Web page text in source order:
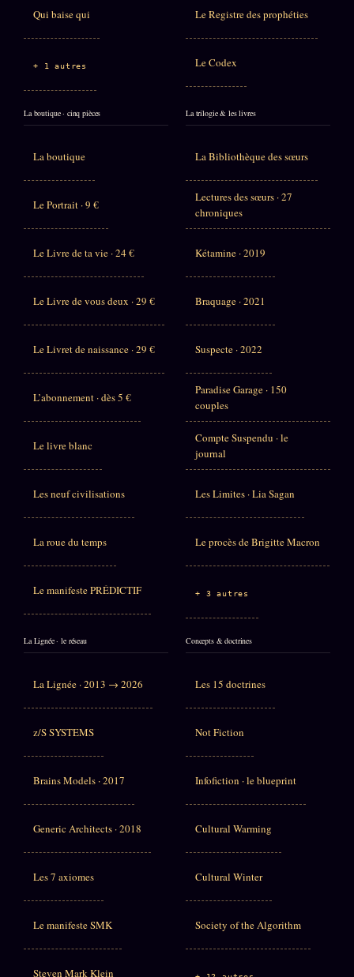
Qui baise qui
+ 1 autres
Le Registre des prophéties
Le Codex
La boutique · cinq pièces
La boutique
Le Portrait · 9 €
Le Livre de ta vie · 24 €
Le Livre de vous deux · 29 €
Le Livret de naissance · 29 €
L’abonnement · dès 5 €
Le livre blanc
Les neuf civilisations
La roue du temps
Le manifeste PRÉDICTIF
La trilogie & les livres
La Bibliothèque des sœurs
Lectures des sœurs · 27
chroniques
Kétamine · 2019
Braquage · 2021
Suspecte · 2022
Paradise Garage · 150
couples
Compte Suspendu · le
journal
Les Limites · Lia Sagan
Le procès de Brigitte Macron
+ 3 autres
La Lignée · le réseau
La Lignée · 2013 → 2026
z/S SYSTEMS
Brains Models · 2017
Generic Architects · 2018
Les 7 axiomes
Le manifeste SMK
Steven Mark Klein
Concepts & doctrines
Les 15 doctrines
Not Fiction
Infofiction · le blueprint
Cultural Warming
Cultural Winter
Society of the Algorithm